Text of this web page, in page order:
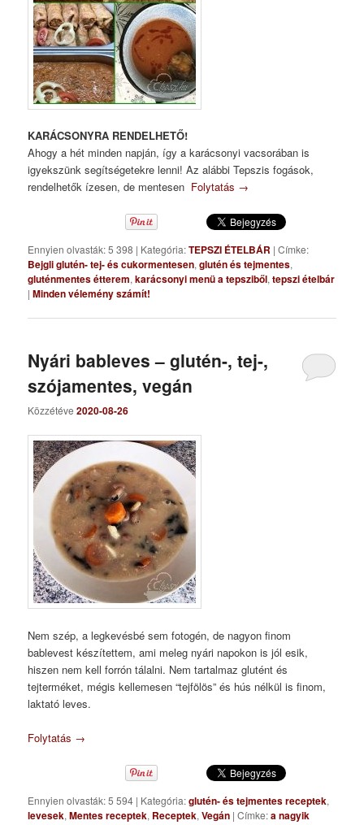
KARÁCSONYRA RENDELHETŐ!
Ahogy a hét minden napján, így a karácsonyi vacsorában is
igyekszünk segítségetekre lenni! Az alábbi Tepszis fogások,
rendelhetők ízesen, de mentesen Folytatás →
Ennyien olvasták: 5 398 | Kategória:TEPSZI ÉTELBÁR |Címke:
Bejgli glutén- tej- és cukormentesen,glutén és tejmentes,
gluténmentes étterem,karácsonyi menü a tepsziből,tepszi ételbár
|Minden vélemény számít!
Nyári bableves – glutén-, tej-,
szójamentes, vegán
Közzétéve2020-08-26
Nem szép, a legkevésbé sem fotogén, de nagyon finom
bablevest készítettem, ami meleg nyári napokon is jól esik,
hiszen nem kell forrón tálalni. Nem tartalmaz glutént és
tejterméket, mégis kellemesen “tejfölös” és hús nélkül is finom,
laktató leves.
Folytatás →
Ennyien olvasták: 5 594 | Kategória:glutén- és tejmentes receptek,
levesek,Mentes receptek, Receptek,Vegán |Címke:a nagyik